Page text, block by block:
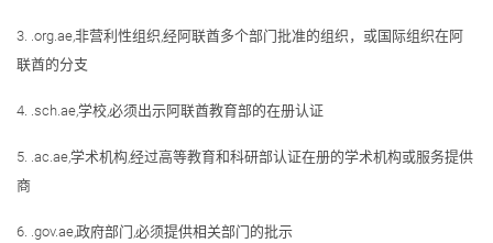
3. .org.ae,非营利性组织,经阿联酋多个部门批准的组织，或国际组织在阿
联酋的分支
4. .sch.ae,学校,必须出示阿联酋教育部的在册认证
5. .ac.ae,学术机构,经过高等教育和科研部认证在册的学术机构或服务提供
商
6. .gov.ae,政府部门,必须提供相关部门的批示